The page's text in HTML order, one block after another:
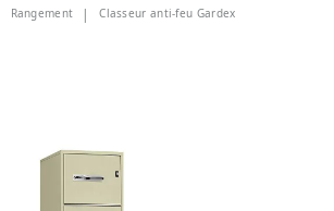
Rangement Classeur anti-feu Gardex